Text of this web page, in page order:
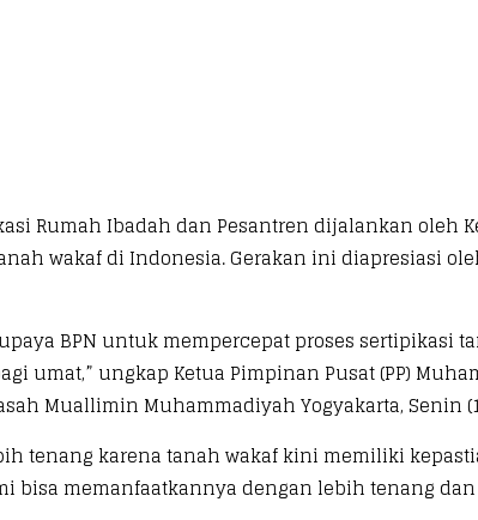
Rumah Ibadah dan Pesantren dijalankan oleh
wakaf di Indonesia. Gerakan ini diapresiasi
BPN untuk mempercepat proses
umat,” ungkap Ketua Pimpinan Pusat (PP)
Muallimin Muhammadiyah Yogyakarta, Senin
tenang karena tanah wakaf kini memiliki
bisa memanfaatkannya dengan lebih tenang